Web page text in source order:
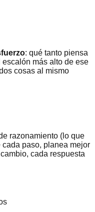
: qué tanto piensa
más alto de ese
cosas al mismo
razonamiento (lo que
cada paso, planea mejor
cada respuesta